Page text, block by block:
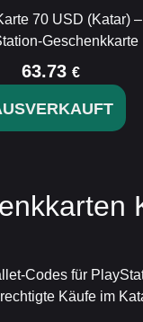
70 USD (Katar) –
Geschenkkarte
63.73 €
Codes für
Käufe im